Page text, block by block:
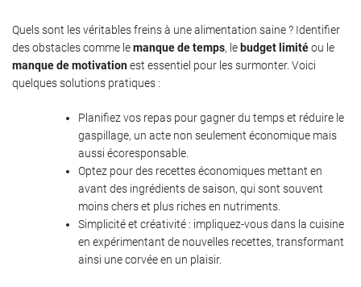
Quels sont les véritables freins à une alimentation saine ? Identifier
des obstacles comme lemanque de temps, le budget limitéou le
manque de motivationest essentiel pour les surmonter. Voici
quelques solutions pratiques :
Planifiez vos repas pour gagner du temps et réduire le
gaspillage, un acte non seulement économique mais
aussi écoresponsable.
Optez pour des recettes économiques mettant en
avant des ingrédients de saison, qui sont souvent
moins chers et plus riches en nutriments.
Simplicité et créativité : impliquez-vous dans la cuisine
en expérimentant de nouvelles recettes, transformant
ainsi une corvée en un plaisir.